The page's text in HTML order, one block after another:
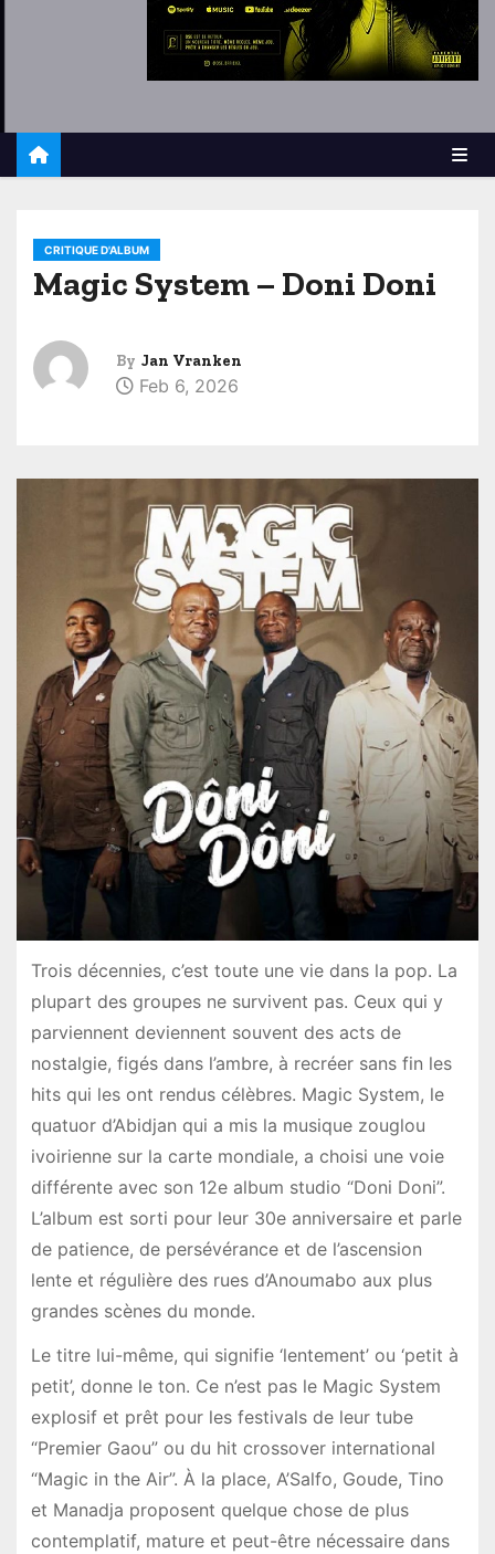
CRITIQUE D'ALBUM
Magic System – Doni Doni
By Jan Vranken
Feb 6, 2026
Trois décennies, c’est toute une vie dans la pop. La
plupart des groupes ne survivent pas. Ceux qui y
parviennent deviennent souvent des acts de
nostalgie, figés dans l’ambre, à recréer sans fin les
hits qui les ont rendus célèbres. Magic System, le
quatuor d’Abidjan qui a mis la musique zouglou
ivoirienne sur la carte mondiale, a choisi une voie
différente avec son 12e album studio “Doni Doni”.
L’album est sorti pour leur 30e anniversaire et parle
de patience, de persévérance et de l’ascension
lente et régulière des rues d’Anoumabo aux plus
grandes scènes du monde.
Le titre lui-même, qui signifie ‘lentement’ ou ‘petit à
petit’, donne le ton. Ce n’est pas le Magic System
explosif et prêt pour les festivals de leur tube
“Premier Gaou” ou du hit crossover international
“Magic in the Air”. À la place, A’Salfo, Goude, Tino
et Manadja proposent quelque chose de plus
contemplatif, mature et peut-être nécessaire dans